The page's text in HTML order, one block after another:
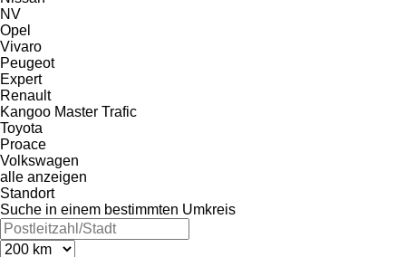
NV
Opel
Vivaro
Peugeot
Expert
Renault
Kangoo Master Trafic
Toyota
Proace
Volkswagen
alle anzeigen
Standort
Suche in einem bestimmten Umkreis